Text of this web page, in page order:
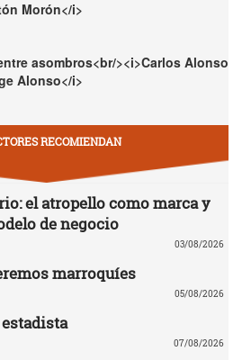
Morón</i>
asombros<br/><i>Carlos Alonso
Alonso</i>
RECOMIENDAN
el atropello como marca y
de negocio
03/08/2026
marroquíes
05/08/2026
07/08/2026